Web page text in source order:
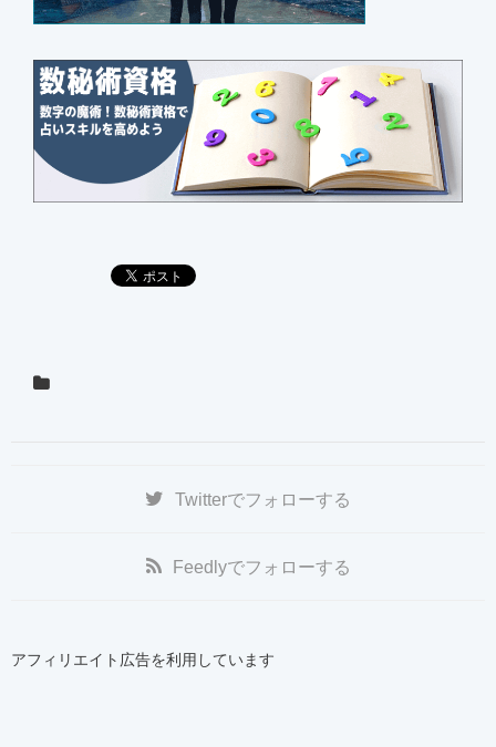
Twitterでフォローする
Feedlyでフォローする
アフィリエイト広告を利用しています